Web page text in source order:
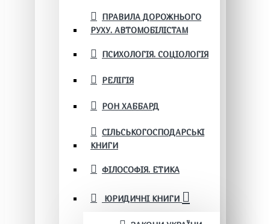
ПРАВИЛА ДОРОЖНЬОГО
РУХУ. АВТОМОБІЛІСТАМ
ПСИХОЛОГІЯ. СОЦІОЛОГІЯ
РЕЛІГІЯ
РОН ХАББАРД
СІЛЬСЬКОГОСПОДАРСЬКІ
КНИГИ
ФІЛОСОФІЯ. ЕТИКА
ЮРИДИЧНІ КНИГИ